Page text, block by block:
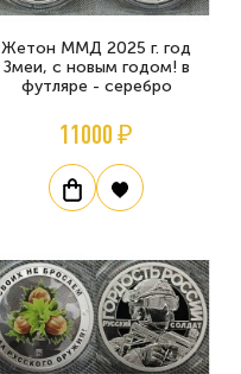
Жетон ММД 2025 г. год
Змеи, с новым годом! в
футляре - серебро
11000 ₽